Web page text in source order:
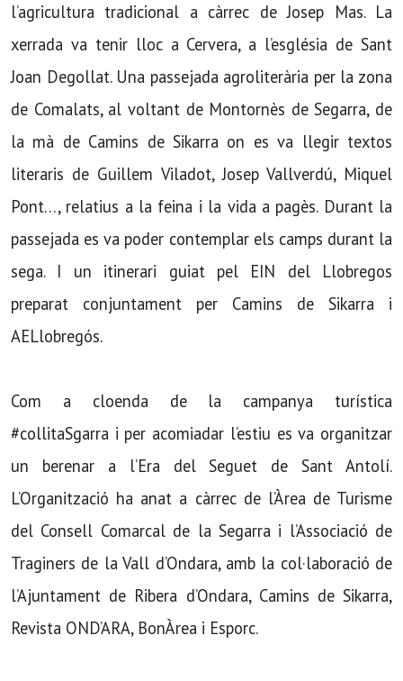
l’agricultura tradicional a càrrec de Josep Mas. La
xerrada va tenir lloc a Cervera, a l’església de Sant
Joan Degollat. Una passejada agroliterària per la zona
de Comalats, al voltant de Montornès de Segarra, de
la mà de Camins de Sikarra on es va llegir textos
literaris de Guillem Viladot, Josep Vallverdú, Miquel
Pont…, relatius a la feina i la vida a pagès. Durant la
passejada es va poder contemplar els camps durant la
sega. I un itinerari guiat pel EIN del Llobregos
preparat conjuntament per Camins de Sikarra i
AELlobregós.
Com a cloenda de la campanya turística
#collitaSgarra i per acomiadar l’estiu es va organitzar
un berenar a l’Era del Seguet de Sant Antolí.
L’Organització ha anat a càrrec de l’Àrea de Turisme
del Consell Comarcal de la Segarra i l’Associació de
Traginers de la Vall d’Ondara, amb la col·laboració de
l’Ajuntament de Ribera d’Ondara, Camins de Sikarra,
Revista OND’ARA, BonÀrea i Esporc.